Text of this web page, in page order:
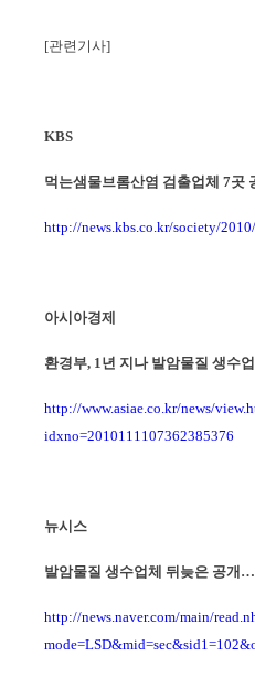
[관련기사]
KBS
먹는샘물브롬산염 검출업체 7곳
http://news.kbs.co.kr/society/
아시아경제
환경부, 1년 지나 발암물질 생수
http://www.asiae.co.kr/news/
idxno=2010111107362385376
뉴시스
발암물질 생수업체 뒤늦은 공개 …
http://news.naver.com/main/